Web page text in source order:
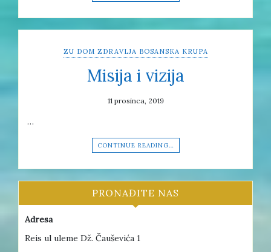
ZU DOM ZDRAVLJA BOSANSKA KRUPA
Misija i vizija
11 prosinca, 2019
…
CONTINUE READING…
PRONAĐITE NAS
Adresa
Reis ul uleme Dž. Čauševića 1